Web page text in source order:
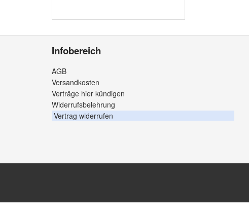
Infobereich
AGB
Versandkosten
Verträge hier kündigen
Widerrufsbelehrung
Vertrag widerrufen